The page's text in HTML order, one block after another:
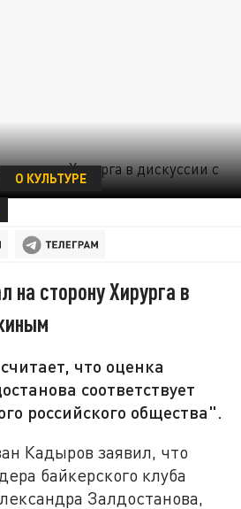
О КУЛЬТУРЕ
на сторону Хирурга в
что оценка
соответствует
российского общества".
Кадыров заявил, что
байкерского клуба
Залдостанова,